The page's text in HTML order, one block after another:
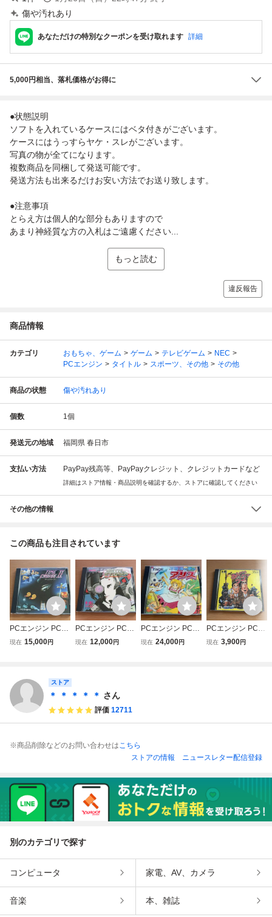
傷や汚れあり
あなただけの特別なクーポンを受け取れます 詳細
5,000円相当、落札価格がお得に
●状態説明
ソフトを入れているケースにはベタ付きがございます。
ケースにはうっすらヤケ・スレがございます。
写真の物が全てになります。
複数商品を同梱して発送可能です。
発送方法も出来るだけお安い方法でお送り致します。
●注意事項
とらえ方は個人的な部分もありますので
あまり神経質な方の入札はご遠慮ください...
もっと読む
違反報告
商品情報
カテゴリ おもちゃ、ゲーム ゲーム テレビゲーム
NEC
PCエンジン
タイトル スポーツ、その他 その他
商品の状態 傷や汚れあり
個数 1個
発送元の地域 福岡県 春日市
支払い方法 PayPay残高等、PayPayクレジット、クレジットカードなど
詳細はストア情報・商品説明を確認するか、ストアに確認してください
その他の情報
この商品も注目されています
PCエンジン PCE
Huカード タイム
現在 15,000円
PCエンジン PCE
Huカード メタル
現在 12,000円
PCエンジン PCE
Huカード 不思議
現在 24,000円
PCエンジン PCE
Huカード カトち
現在 3,900円
ストア
＊ ＊ ＊ ＊ ＊ さん
評価 12711
※商品削除などのお問い合わせはこちら
ストアの情報
ニュースレター配信登録
別のカテゴリで探す
コンピュータ 家電、AV、カメラ
音楽 本、雑誌